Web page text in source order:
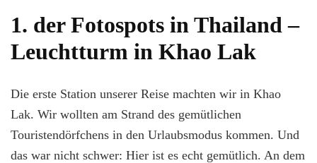
1. der Fotospots in Thailand –
Leuchtturm in Khao Lak
Die erste Station unserer Reise machten wir in Khao
Lak. Wir wollten am Strand des gemütlichen
Touristendörfchens in den Urlaubsmodus kommen. Und
das war nicht schwer: Hier ist es echt gemütlich. An dem